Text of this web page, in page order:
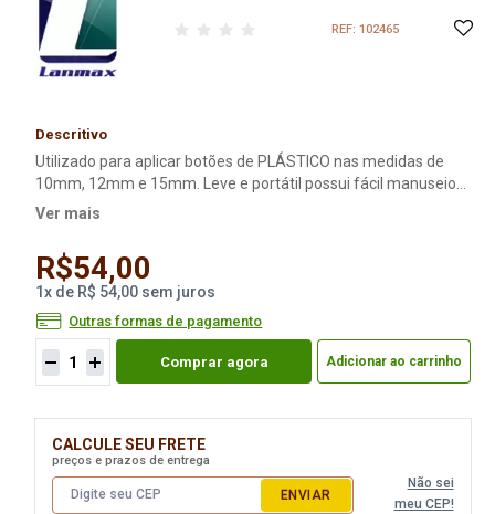
REF: 102465
Descritivo
Utilizado para aplicar botões de PLÁSTICO nas medidas de
10mm, 12mm e 15mm. Leve e portátil possui fácil manuseio
bastando encaixar o botão de plástico onde deseja fixar o
Ver mais
R$54,00
1x de R$ 54,00 sem juros
Outras formas de pagamento
Comprar agora Adicionar ao carrinho
CALCULE SEU FRETE
preços e prazos de entrega
ENVIAR
Não sei
meu CEP!